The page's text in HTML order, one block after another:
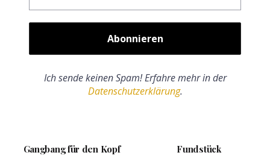
Ich sende keinen Spam! Erfahre mehr in der
Datenschutzerklärung.
Gangbang für den Kopf Fundstück